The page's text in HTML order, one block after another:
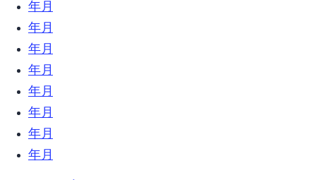
2018年5月 (26)
2018年4月 (10)
2018年3月 (18)
2018年2月 (31)
2018年1月 (27)
2017年12月 (9)
2017年11月 (6)
2017年10月 (27)